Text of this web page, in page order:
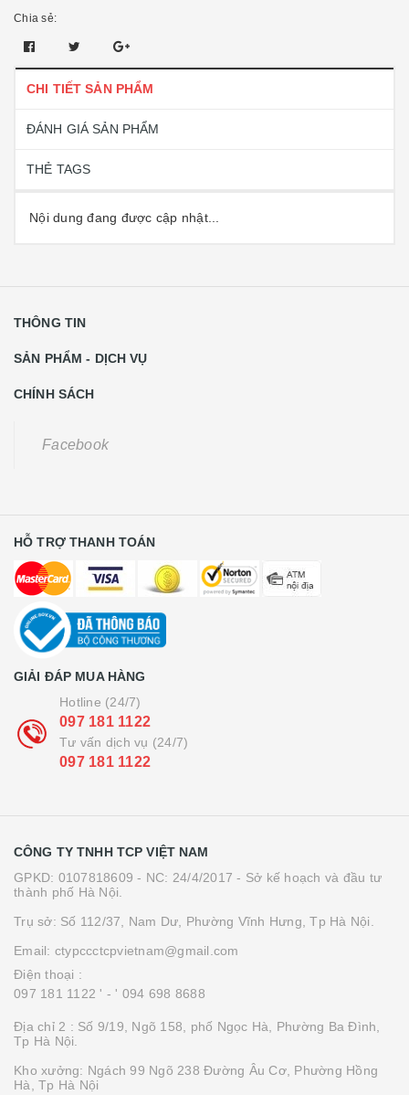
Chia sẻ:
CHI TIẾT SẢN PHẨM
ĐÁNH GIÁ SẢN PHẨM
THẺ TAGS
Nội dung đang được cập nhật...
THÔNG TIN
SẢN PHẨM - DỊCH VỤ
CHÍNH SÁCH
Facebook
HỖ TRỢ THANH TOÁN
GIẢI ĐÁP MUA HÀNG
Hotline (24/7)
097 181 1122
Tư vấn dịch vụ (24/7)
097 181 1122
CÔNG TY TNHH TCP VIỆT NAM
GPKD: 0107818609 - NC: 24/4/2017 - Sở kế hoạch và đầu tư
thành phố Hà Nội.
Trụ sở: Số 112/37, Nam Dư, Phường Vĩnh Hưng, Tp Hà Nội.
Email: ctypccctcpvietnam@gmail.com
Điện thoại :
097 181 1122 ' - ' 094 698 8688
Địa chỉ 2 : Số 9/19, Ngõ 158, phố Ngọc Hà, Phường Ba Đình,
Tp Hà Nội.
Kho xưởng: Ngách 99 Ngõ 238 Đường Âu Cơ, Phường Hồng
Hà, Tp Hà Nội